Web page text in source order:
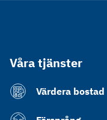
Våra tjänster
Värdera bostad